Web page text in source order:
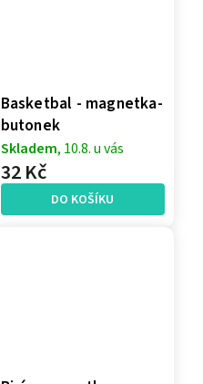
Basketbal - magnetka-
butonek
Skladem, 10.8. u vás
32 Kč
DO KOŠÍKU